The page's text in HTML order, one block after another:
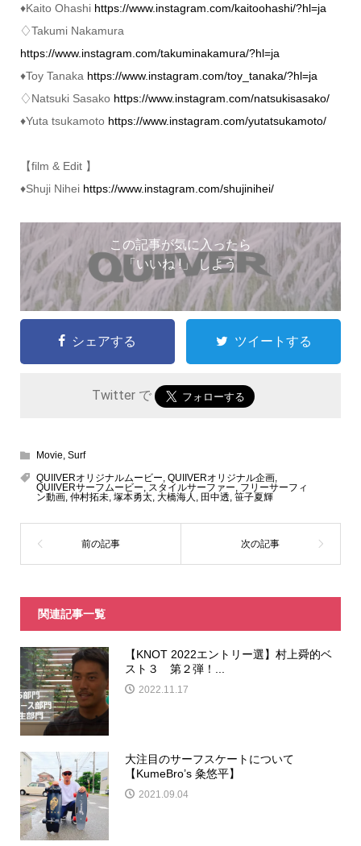
♦︎Kaito Ohashi https://www.instagram.com/kaitoohashi/?hl=ja
♢Takumi Nakamura
https://www.instagram.com/takuminakamura/?hl=ja
♦︎Toy Tanaka https://www.instagram.com/toy_tanaka/?hl=ja
♢Natsuki Sasako https://www.instagram.com/natsukisasako/
♦︎Yuta tsukamoto https://www.instagram.com/yutatsukamoto/
【film & Edit 】
♦︎Shuji Nihei https://www.instagram.com/shujinihei/
この記事が気に入ったら
「いいね !」 しよう
シェアする ツイートする
Twitter で
Movie Surf
QUIIVERオリジナルムービー QUIIVERオリジナル企画,
QUIIVERサーフムービー
スタイルサーファー フリーサーフィ
ン動画, 仲村拓未, 塚本勇太, 大橋海人 田中透 笹子夏輝
関連記事一覧
【KNOT 2022エントリー選】村上舜的ベ
スト３ 第２弾！...
2022.11.17
大注目のサーフスケートについて
【KumeBro’s 粂悠平】
2021.09.04